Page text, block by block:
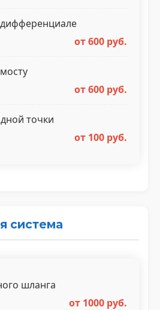
от 600 руб.
от 600 руб.
точки
от 100 руб.
система
шланга
от 1000 руб.